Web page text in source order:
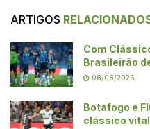
ARTIGOS
Com
Brasileirão
08/08/2026
Botafogo e
clássico